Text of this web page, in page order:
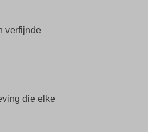
verfijnde
die elke